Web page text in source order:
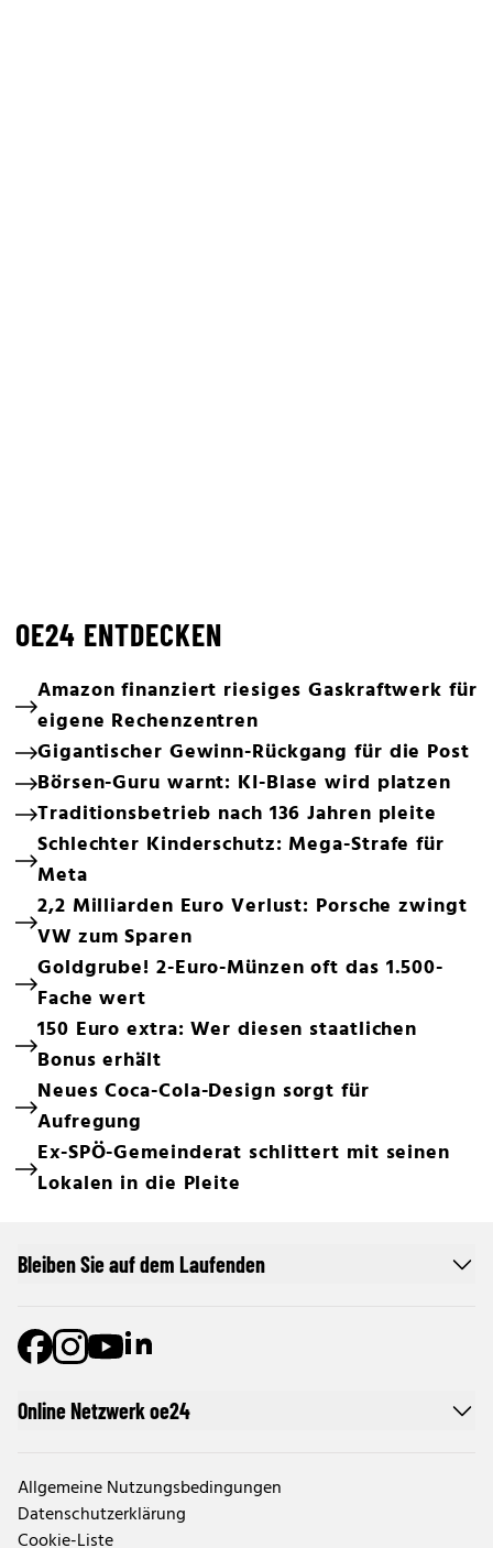
OE24 ENTDECKEN
Amazon finanziert riesiges Gaskraftwerk für
eigene Rechenzentren
Gigantischer Gewinn-Rückgang für die Post
Börsen-Guru warnt: KI-Blase wird platzen
Traditionsbetrieb nach 136 Jahren pleite
Schlechter Kinderschutz: Mega-Strafe für
Meta
2,2 Milliarden Euro Verlust: Porsche zwingt
VW zum Sparen
Goldgrube! 2-Euro-Münzen oft das 1.500-
Fache wert
150 Euro extra: Wer diesen staatlichen
Bonus erhält
Neues Coca-Cola-Design sorgt für
Aufregung
Ex-SPÖ-Gemeinderat schlittert mit seinen
Lokalen in die Pleite
Online Netzwerk oe24
Allgemeine Nutzungsbedingungen
Datenschutzerklärung
Cookie-Liste
Bleiben Sie auf dem Laufenden